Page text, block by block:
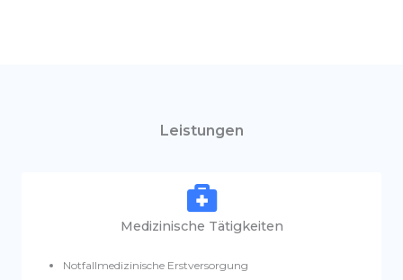
Leistungen
Medizinische Tätigkeiten
Notfallmedizinische Erstversorgung